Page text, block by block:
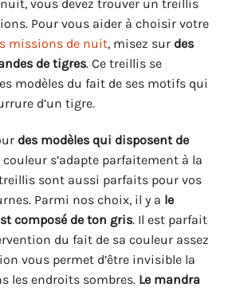
vous devez trouver un treillis
Pour vous aider à choisir votre
missions de nuit, misez sur des
de tigres. Ce treillis se
modèles du fait de ses motifs qui
d’un tigre.
des modèles qui disposent de
couleur s’adapte parfaitement à la
sont aussi parfaits pour vos
Parmi nos choix, il y a le
composé de ton gris. Il est parfait
du fait de sa couleur assez
vous permet d’être invisible la
les endroits sombres. Le mandra